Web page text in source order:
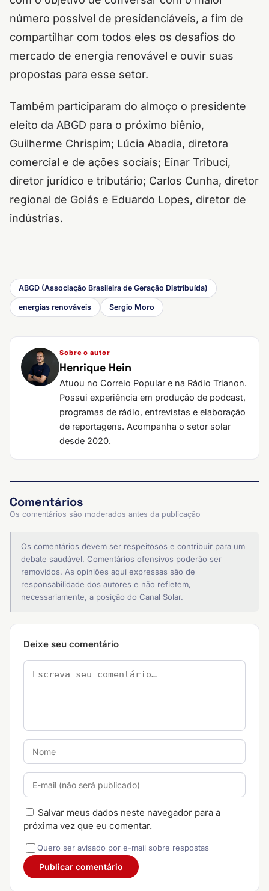
número possível de presidenciáveis, a fim de
compartilhar com todos eles os desafios do
mercado de energia renovável e ouvir suas
propostas para esse setor.
Também participaram do almoço o presidente
eleito da ABGD para o próximo biênio,
Guilherme Chrispim; Lúcia Abadia, diretora
comercial e de ações sociais; Einar Tribuci,
diretor jurídico e tributário; Carlos Cunha, diretor
regional de Goiás e Eduardo Lopes, diretor de
indústrias.
ABGD (Associação Brasileira de Geração Distribuída)
energias renováveis Sergio Moro
Sobre o autor
Henrique Hein
Atuou no Correio Popular e na Rádio Trianon.
Possui experiência em produção de podcast,
programas de rádio, entrevistas e elaboração
de reportagens. Acompanha o setor solar
desde 2020.
Comentários
Os comentários são moderados antes da publicação
Os comentários devem ser respeitosos e contribuir para um
debate saudável. Comentários ofensivos poderão ser
removidos. As opiniões aqui expressas são de
responsabilidade dos autores e não refletem,
necessariamente, a posição do Canal Solar.
Deixe seu comentário
Salvar meus dados neste navegador para a
próxima vez que eu comentar.
Quero ser avisado por e-mail sobre respostas